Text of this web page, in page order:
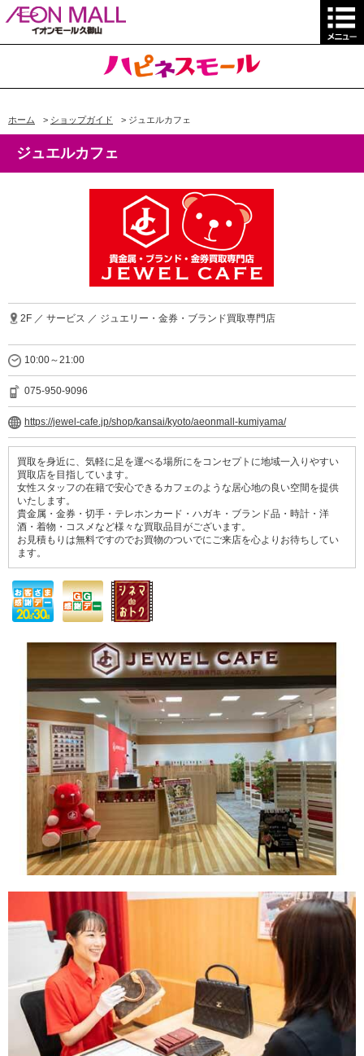
ホーム > ショップガイド > ジュエルカフェ
ジュエルカフェ
2F ／ サービス ／ ジュエリー・金券・ブランド買取専門店
10:00～21:00
075-950-9096
https://jewel-cafe.jp/shop/kansai/kyoto/aeonmall-kumiyama/
買取を身近に、気軽に足を運べる場所にをコンセプトに地域一入りやすい
買取店を目指しています。
女性スタッフの在籍で安心できるカフェのような居心地の良い空間を提供
いたします。
貴金属・金券・切手・テレホンカード・ハガキ・ブランド品・時計・洋
酒・着物・コスメなど様々な買取品目がございます。
お見積もりは無料ですのでお買物のついでにご来店を心よりお待ちしてい
ます。